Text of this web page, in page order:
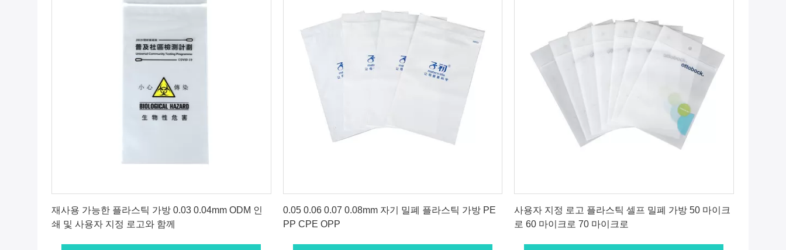
재사용 가능한 플라스틱 가방 0.03 0.04mm ODM 인
쇄 및 사용자 지정 로고와 함께
0.05 0.06 0.07 0.08mm 자기 밀폐 플라스틱 가방 PE
PP CPE OPP
사용자 지정 로고 플라스틱 셀프 밀폐 가방 50 마이크
로 60 마이크로 70 마이크로